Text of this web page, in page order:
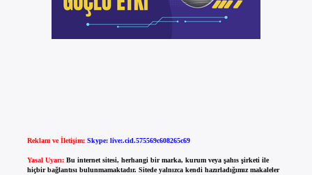
Reklam ve İletişim: Skype: live:.cid.575569c608265c69
Yasal Uyarı: Bu internet sitesi, herhangi bir marka, kurum veya şahıs şirketi ile
hiçbir bağlantısı bulunmamaktadır. Sitede yalnızca kendi hazırladığımız makaleler